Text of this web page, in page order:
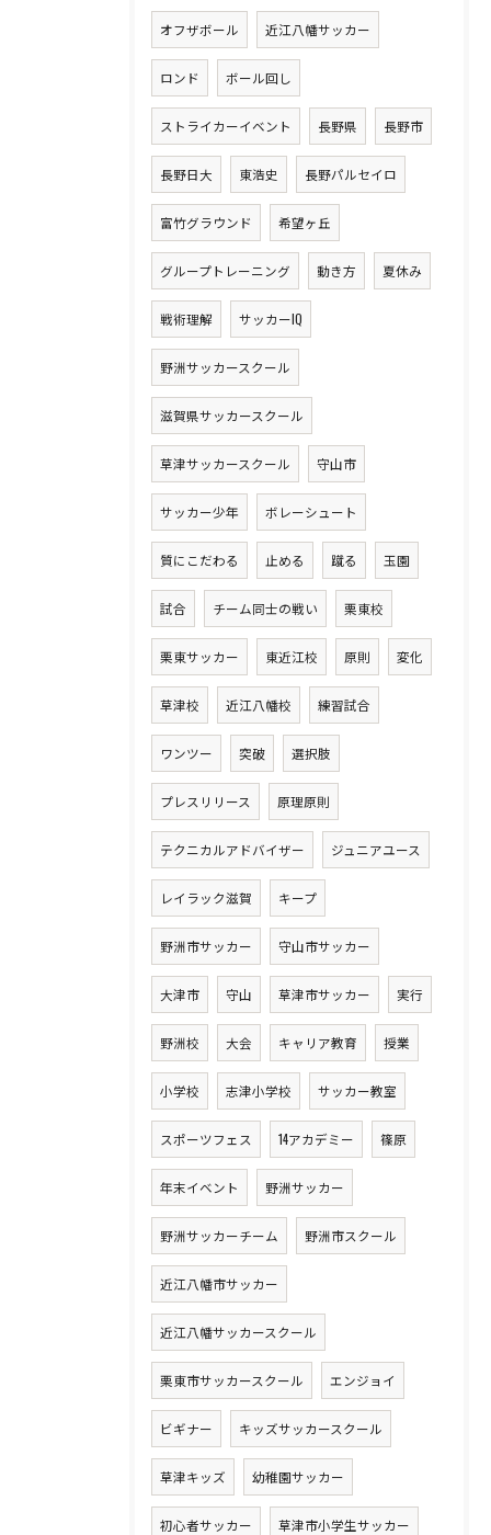
オフザボール 近江八幡サッカー
ロンド ボール回し
ストライカーイベント 長野県 長野市
長野日大 東浩史 長野パルセイロ
富竹グラウンド 希望ヶ丘
グループトレーニング 動き方 夏休み
戦術理解 サッカーIQ
野洲サッカースクール
滋賀県サッカースクール
草津サッカースクール 守山市
サッカー少年 ボレーシュート
質にこだわる 止める 蹴る 玉園
試合 チーム同士の戦い 栗東校
栗東サッカー 東近江校 原則 変化
草津校 近江八幡校 練習試合
ワンツー 突破 選択肢
プレスリリース 原理原則
テクニカルアドバイザー ジュニアユース
レイラック滋賀 キープ
野洲市サッカー 守山市サッカー
大津市 守山 草津市サッカー 実行
野洲校 大会 キャリア教育 授業
小学校 志津小学校 サッカー教室
スポーツフェス 14アカデミー 篠原
年末イベント 野洲サッカー
野洲サッカーチーム 野洲市スクール
近江八幡市サッカー
近江八幡サッカースクール
栗東市サッカースクール エンジョイ
ビギナー キッズサッカースクール
草津キッズ 幼稚園サッカー
初心者サッカー 草津市小学生サッカー